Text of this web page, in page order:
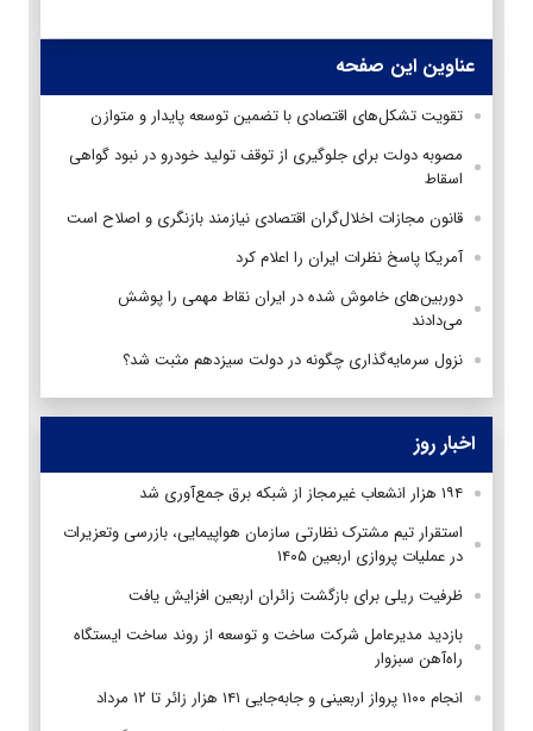
عناوین این صفحه
تقویت تشکل‌های اقتصادی با تضمین توسعه پایدار و متوازن
مصوبه دولت برای جلوگیری از توقف تولید خودرو در نبود گواهی
اسقاط
قانون مجازات اخلال‌گران اقتصادی نیازمند بازنگری و اصلاح است
آمريكا پاسخ نظرات ایران را اعلام کرد
دوربین‌های خاموش شده در ایران نقاط مهمی را پوشش
می‌دادند
نزول سرمایه‌گذاری چگونه در دولت سیزدهم مثبت شد؟
اخبار روز
۱۹۴ هزار انشعاب غیرمجاز از شبکه برق جمع‌آوری شد
استقرار تیم مشترک نظارتی سازمان هواپیمایی، بازرسی وتعزیرات
در عملیات پروازی اربعین ۱۴۰۵
ظرفیت ریلی برای بازگشت زائران اربعین افزایش یافت
بازدید مدیرعامل شرکت ساخت و توسعه از روند ساخت ایستگاه
راه‌آهن سبزوار
انجام ۱۱۰۰ پرواز اربعینی و جابه‌جایی ۱۴۱ هزار زائر تا ۱۲ مرداد